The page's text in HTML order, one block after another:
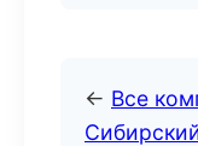
← Все